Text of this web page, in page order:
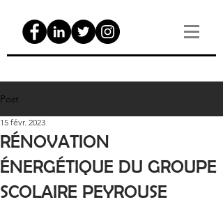
Post
RÉNOVATION
ÉNERGÉTIQUE DU GROUPE
SCOLAIRE PEYROUSE
15 févr. 2023